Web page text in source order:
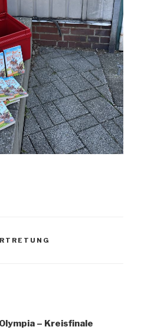
– Kreisfinale